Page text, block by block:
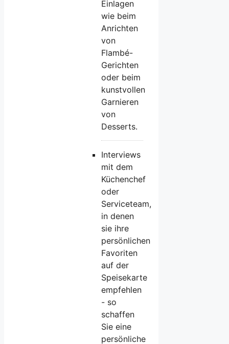
Einlagen
wie beim
Anrichten
von
Flambé-
Gerichten
oder beim
kunstvollen
Garnieren
von
Desserts.
Interviews
mit dem
Küchenchef
oder
Serviceteam,
in denen
sie ihre
persönlichen
Favoriten
auf der
Speisekarte
empfehlen
- so
schaffen
Sie eine
persönliche